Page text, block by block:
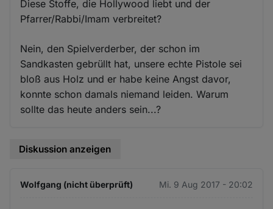
Diese Stoffe, die Hollywood liebt und der
Pfarrer/Rabbi/Imam verbreitet?
Nein, den Spielverderber, der schon im
Sandkasten gebrüllt hat, unsere echte Pistole sei
bloß aus Holz und er habe keine Angst davor,
konnte schon damals niemand leiden. Warum
sollte das heute anders sein...?
Diskussion anzeigen
Wolfgang (nicht überprüft) Mi. 9 Aug 2017 - 20:02